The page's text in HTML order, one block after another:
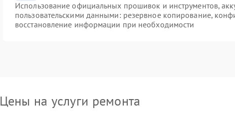
Использование официальных прошивок и инструментов,
пользовательскими данными: резервное копирование,
восстановление информации при необходимости
Цены на услуги ремонта